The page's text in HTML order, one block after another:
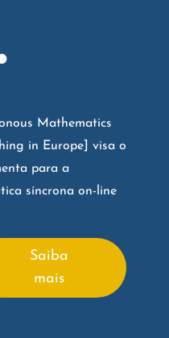
Mathematics
in Europe] visa o
para a
síncrona on-line
Saiba
mais